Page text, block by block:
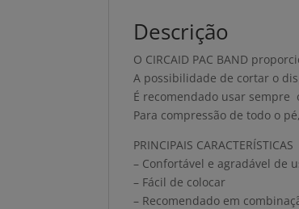
Descrição
O CIRCAID PAC BAND
A possibilidade de cortar o
É recomendado usar sempre
Para compressão de todo o
PRINCIPAIS CARACTERÍSTICAS
– Confortável e agradável de
– Fácil de colocar
– Recomendado em